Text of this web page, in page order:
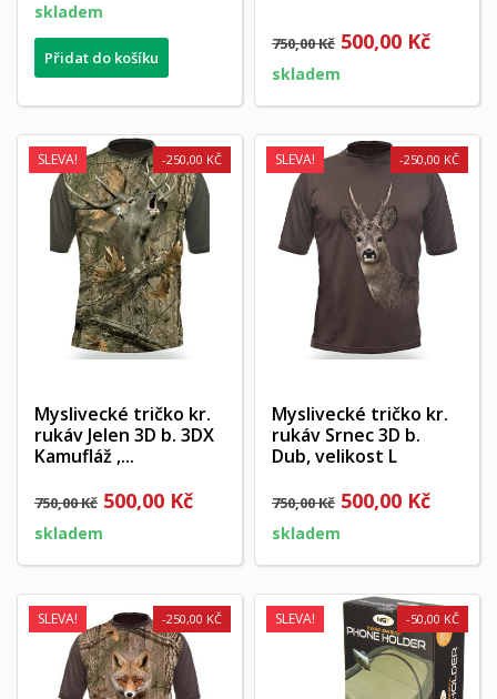
skladem
Přidat do košíku
750,00 Kč 500,00 Kč
skladem
SLEVA!
Myslivecké tričko kr.
rukáv Jelen 3D b. 3DX
Kamufláž ,...
750,00 Kč
-250,00 KČ
500,00 Kč
skladem
SLEVA!
Myslivecké tričko kr.
rukáv Srnec 3D b.
Dub, velikost L
750,00 Kč
-250,00 KČ
500,00 Kč
skladem
SLEVA! -250,00 KČ SLEVA! -50,00 KČ